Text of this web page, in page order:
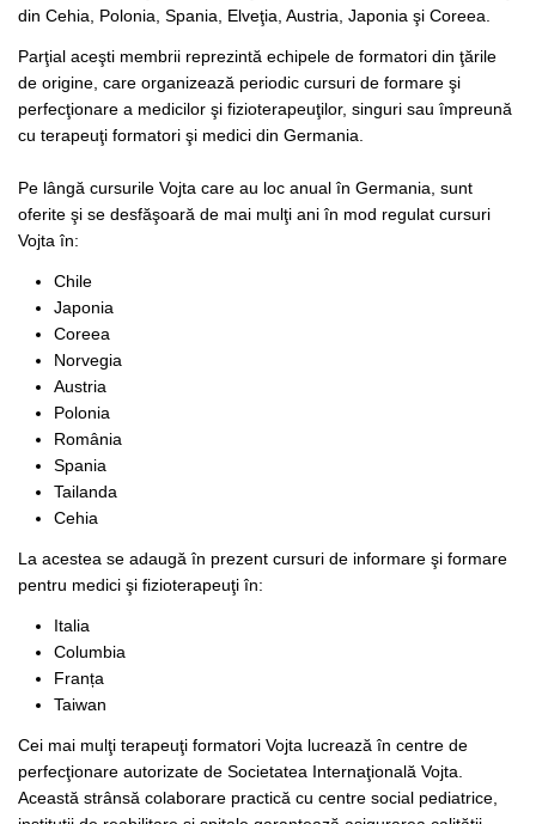
din Cehia, Polonia, Spania, Elveţia, Austria, Japonia şi Coreea.
Parţial aceşti membrii reprezintă echipele de formatori din ţările
de origine, care organizează periodic cursuri de formare şi
perfecţionare a medicilor şi fizioterapeuţilor, singuri sau împreună
cu terapeuţi formatori şi medici din Germania.
Pe lângă cursurile Vojta care au loc anual în Germania, sunt
oferite şi se desfăşoară de mai mulţi ani în mod regulat cursuri
Vojta în:
Chile
Japonia
Coreea
Norvegia
Austria
Polonia
România
Spania
Tailanda
Cehia
La acestea se adaugă în prezent cursuri de informare şi formare
pentru medici şi fizioterapeuţi în:
Italia
Columbia
Franța
Taiwan
Cei mai mulţi terapeuţi formatori Vojta lucrează în centre de
perfecţionare autorizate de Societatea Internaţională Vojta.
Această strânsă colaborare practică cu centre social pediatrice,